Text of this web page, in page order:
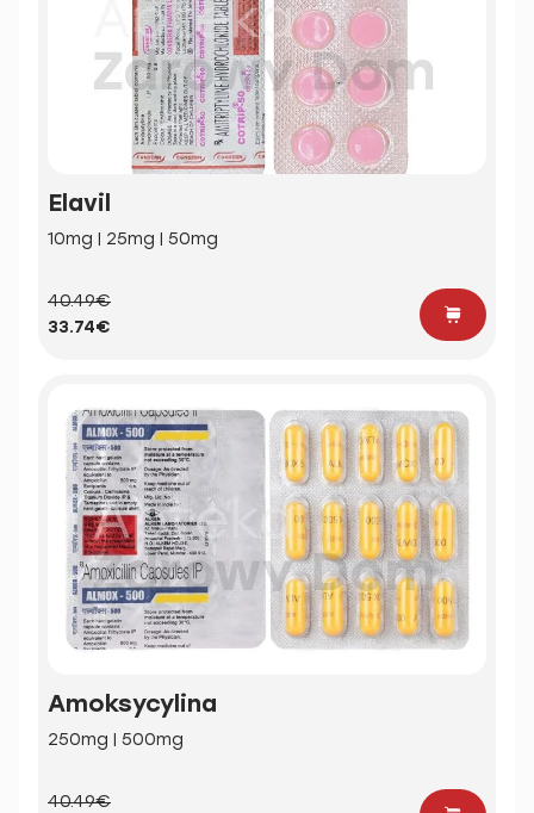
Elavil
10mg | 25mg | 50mg
40.49€
33.74€
Amoksycylina
250mg | 500mg
40.49€